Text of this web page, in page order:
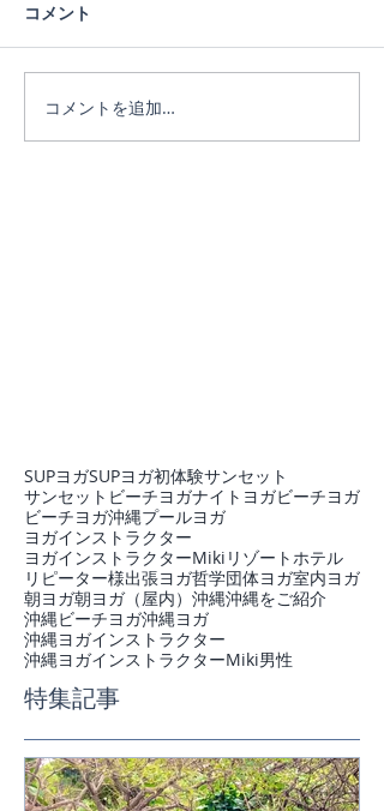
優雅さとは何か
コメント
コメントを追加…
SUPヨガSUPヨガ初体験サンセット
サンセットビーチヨガナイトヨガビーチヨガ
ビーチヨガ沖縄プールヨガ
ヨガインストラクター
ヨガインストラクターMiki リゾートホテル
リピーター様出張ヨガ哲学団体ヨガ室内ヨガ
朝ヨガ朝ヨガ（屋内） 沖縄沖縄をご紹介
沖縄ビーチヨガ沖縄ヨガ
沖縄ヨガインストラクター
沖縄ヨガインストラクターMiki男性
特集記事